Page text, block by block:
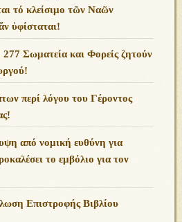
τό κλείσιμο τῶν Ναῶν
ὑφίσταται!
277 Σωματεία και Φορείς ζητούν
περί λόγου του Γέροντος
από νομική ευθύνη για
το εμβόλιο για τον
Επιστροφής Βιβλίου